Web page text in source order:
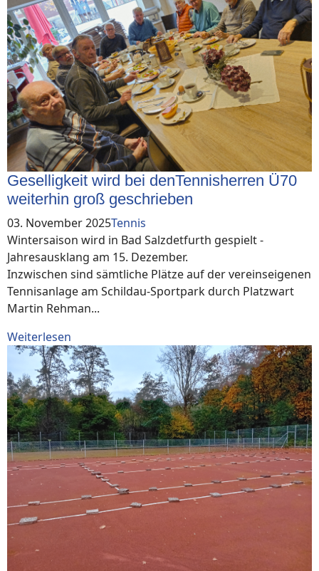
Geselligkeit wird bei denTennisherren Ü70
weiterhin groß geschrieben
03. November 2025Tennis
Wintersaison wird in Bad Salzdetfurth gespielt -
Jahresausklang am 15. Dezember.
Inzwischen sind sämtliche Plätze auf der vereinseigenen
Tennisanlage am Schildau-Sportpark durch Platzwart
Martin Rehman...
Weiterlesen